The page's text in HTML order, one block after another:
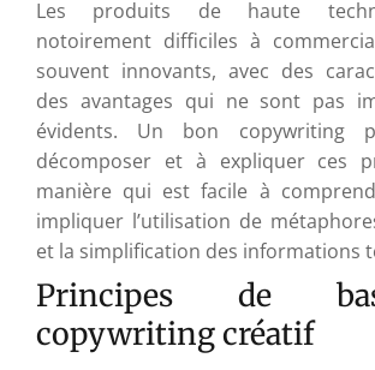
Les produits de haute
notoirement difficiles à
souvent innovants, avec des
des avantages qui ne sont pas
évidents. Un bon copywriting
décomposer et à expliquer ces
manière qui est facile à
impliquer l’utilisation de
et la simplification des informations
Principes de
copywriting créatif